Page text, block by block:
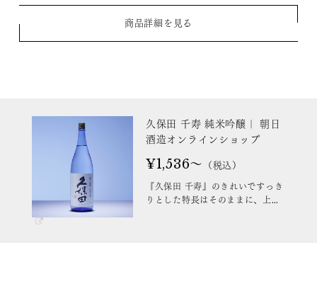
商品詳細を見る
久保田 千寿 純米吟醸｜ 朝日
酒造オンラインショップ
¥1,536～ （税込）
『久保田 千寿』のきれいですっき
りとした特長はそのままに、上品